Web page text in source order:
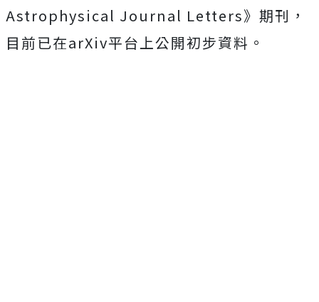
Astrophysical Journal Letters》期刊，
目前已在arXiv平台上公開初步資料。